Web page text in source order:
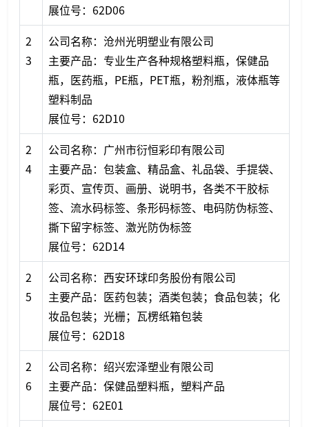
展位号：62D06
2
3
公司名称：沧州光明塑业有限公司
主要产品：专业生产各种规格塑料瓶，保健品
瓶，医药瓶，PE瓶，PET瓶，粉剂瓶，液体瓶等
塑料制品
展位号：62D10
2
4
公司名称：广州市衍恒彩印有限公司
主要产品：包装盒、精品盒、礼品袋、手提袋、
彩页、宣传页、画册、说明书，各类不干胶标
签、流水码标签、条形码标签、电码防伪标签、
撕下留字标签、激光防伪标签
展位号：62D14
2
5
公司名称：西安环球印务股份有限公司
主要产品：医药包装；酒类包装；食品包装；化
妆品包装；光栅；瓦楞纸箱包装
展位号：62D18
2
6
公司名称：绍兴宏泽塑业有限公司
主要产品：保健品塑料瓶，塑料产品
展位号：62E01